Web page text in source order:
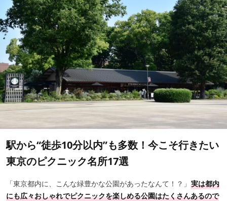
駅から“徒歩10分以内”も多数！今こそ行きたい
東京のピクニック名所17選
「東京都内に、こんな緑豊かな公園があったなんて！？」 実は都内
にも広々おしゃれでピクニックを楽しめる公園はたくさんあるので